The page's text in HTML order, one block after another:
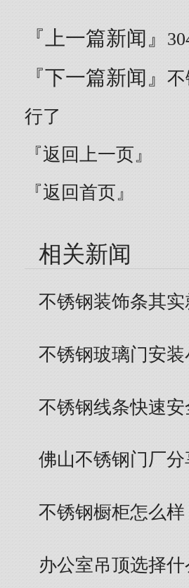
『上一篇新闻』
『下一篇新闻』
行了
『返回上一页』
『返回首页』
相关新闻
不锈钢装饰条其
不锈钢玻璃门安装
不锈钢线条快速
佛山不锈钢门厂
不锈钢橱柜怎么
办公室吊顶选择